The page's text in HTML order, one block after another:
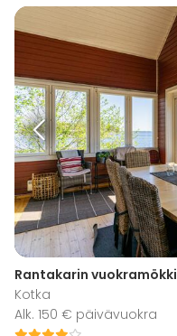
Rantakarin vuokramökki
Kotka
Alk. 150 € päivävuokra